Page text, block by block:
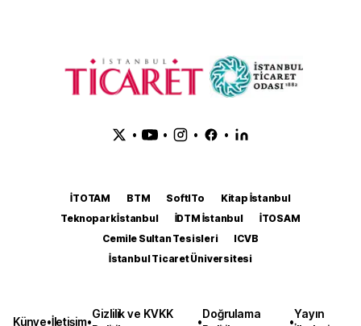
• • • •
İTOTAM BTM SoftITo
Kitap İstanbul
Teknopark İstanbul
İDTM İstanbul
İTOSAM
Cemile Sultan Tesisleri
ICVB
İstanbul Ticaret Üniversitesi
Künye•İletişim•
Gizlilik ve KVKK
•
Doğrulama
•
Yayın